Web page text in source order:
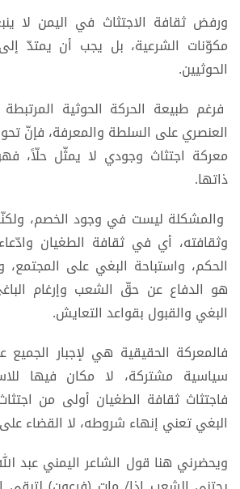
ورفض ثقافة الاجتثاث في اليمن لا
مكوّنات الشرعية، بل يجب أن يمتدّ
الحوثيين.
فرغم طبيعة الحركة الحوثية
العنصري على السلطة والمعرفة، فإنّ
معركة اجتثاث وجودي لا يمثّل حلّاً،
ذاتها.
والمشكلة ليست في وجود الخصم،
وثقافته، أي في ثقافة الطغيان
الحكم، واستباحة البغي على
هو الدفاع عن حقّ الشعب وإرغام
البغي والقبول بقواعد التعايش.
فالمعركة الحقيقية هي لإجبار الجميع
سياسية مشتركة، لا مكان فيها
فاجتثاث ثقافة الطغيان أولى من
البغي تعني إنهاء شروطه، لا القضاء
ويحضرني هنا قول الشاعر اليمني عبد